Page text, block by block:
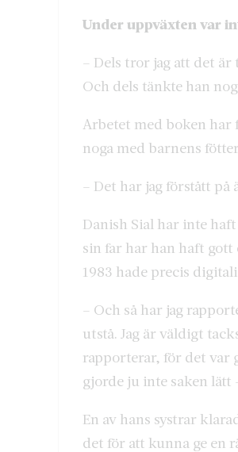
Under uppväxten var
– Dels tror jag att det
Och dels tänkte han
Arbetet med boken har
noga med barnens
– Det har jag förstått på
Danish Sial har inte
sin far har han haft
1983 hade precis
– Och så har jag
utstå. Jag är väldigt
rapporterar, för det var
gjorde ju inte saken lätt
En av hans systrar
det för att kunna ge en